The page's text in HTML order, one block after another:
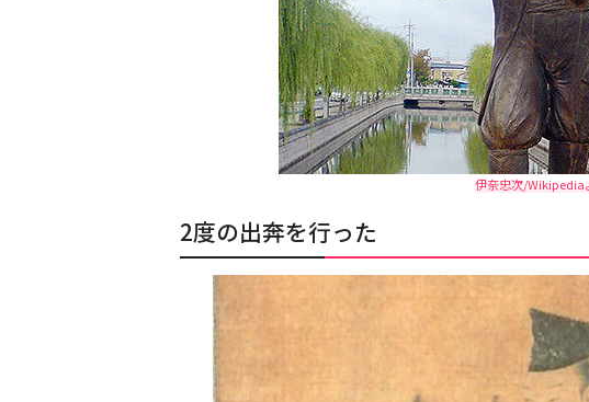
伊奈忠次/Wikipedia
2度の出奔を行った